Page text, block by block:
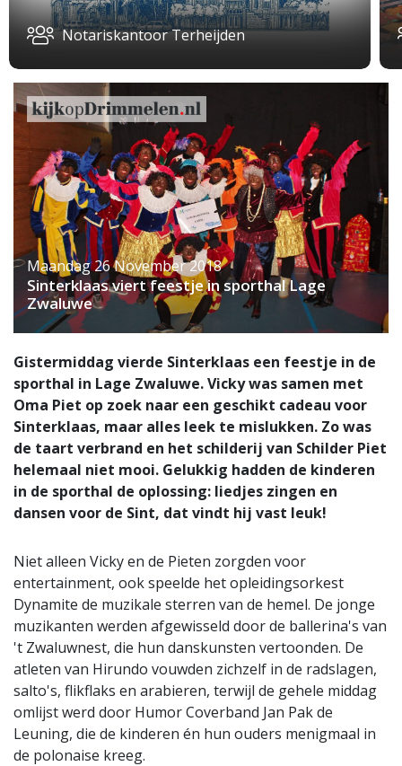
Notariskantoor Terheijden
Maandag 26 November 2018
Sinterklaas viert feestje in sporthal Lage
Zwaluwe
Gistermiddag vierde Sinterklaas een feestje in de
sporthal in Lage Zwaluwe. Vicky was samen met
Oma Piet op zoek naar een geschikt cadeau voor
Sinterklaas, maar alles leek te mislukken. Zo was
de taart verbrand en het schilderij van Schilder Piet
helemaal niet mooi. Gelukkig hadden de kinderen
in de sporthal de oplossing: liedjes zingen en
dansen voor de Sint, dat vindt hij vast leuk!
Niet alleen Vicky en de Pieten zorgden voor
entertainment, ook speelde het opleidingsorkest
Dynamite de muzikale sterren van de hemel. De jonge
muzikanten werden afgewisseld door de ballerina's van
't Zwaluwnest, die hun danskunsten vertoonden. De
atleten van Hirundo vouwden zichzelf in de radslagen,
salto's, flikflaks en arabieren, terwijl de gehele middag
omlijst werd door Humor Coverband Jan Pak de
Leuning, die de kinderen én hun ouders menigmaal in
de polonaise kreeg.